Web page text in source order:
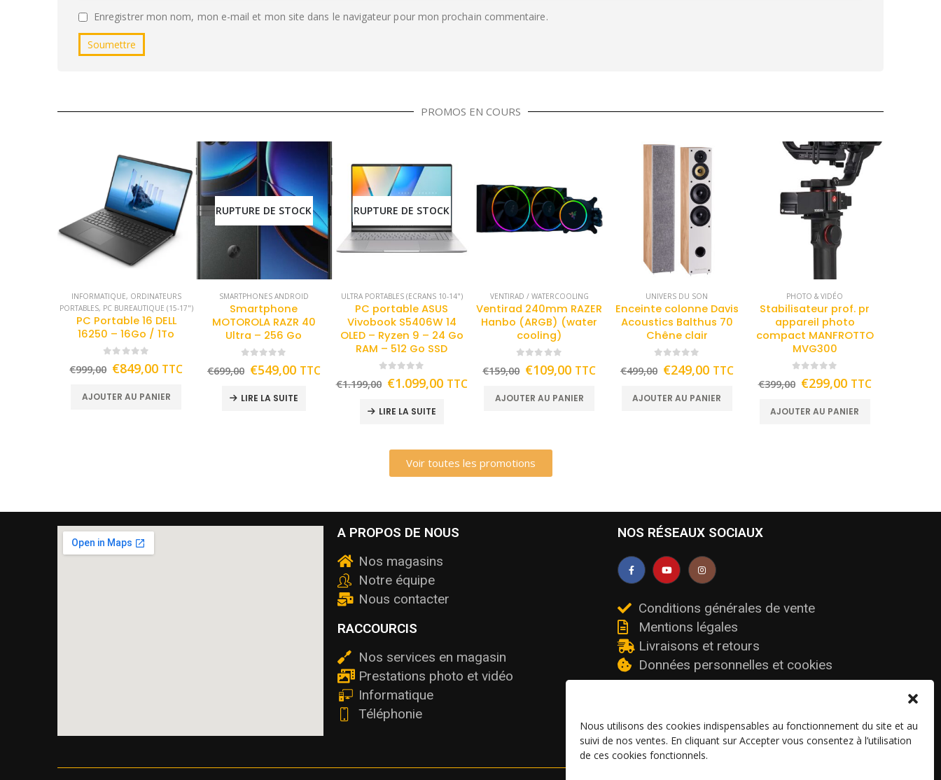
Nous utilisons des cookies indispensables au fonctionnement du site et au
suivi de nos ventes. En cliquant sur Accepter vous consentez à l’utilisation
de ces cookies fonctionnels.
Enregistrer mon nom, mon e-mail et mon site dans le navigateur pour mon prochain commentaire.
PROMOS EN COURS
INFORMATIQUE, ORDINATEURS
PORTABLES, PC BUREAUTIQUE (15-17")
PC Portable 16 DELL
16250 – 16Go / 1To
€999,00 €849,00 TTC
AJOUTER AU PANIER
RUPTURE DE STOCK
SMARTPHONES ANDROID
Smartphone
MOTOROLA RAZR 40
Ultra – 256 Go
€699,00 €549,00 TTC
LIRE LA SUITE
RUPTURE DE STOCK
ULTRA PORTABLES (ECRANS 10-14")
PC portable ASUS
Vivobook S5406W 14
OLED – Ryzen 9 – 24 Go
RAM – 512 Go SSD
€1.199,00 €1.099,00 TTC
LIRE LA SUITE
VENTIRAD / WATERCOOLING
Ventirad 240mm RAZER
Hanbo (ARGB) (water
cooling)
€159,00 €109,00 TTC
AJOUTER AU PANIER
UNIVERS DU SON
Enceinte colonne Davis
Acoustics Balthus 70
Chêne clair
€499,00 €249,00 TTC
AJOUTER AU PANIER
PHOTO & VIDÉO
Stabilisateur prof. pr
appareil photo
compact MANFROTTO
MVG300
€399,00 €299,00 TTC
AJOUTER AU PANIER
Voir toutes les promotions
A PROPOS DE NOUS
Nos magasins
Notre équipe
Nous contacter
RACCOURCIS
Nos services en magasin
Prestations photo et vidéo
Informatique
Téléphonie
NOS RÉSEAUX SOCIAUX
Conditions générales de vente
Mentions légales
Livraisons et retours
Données personnelles et cookies